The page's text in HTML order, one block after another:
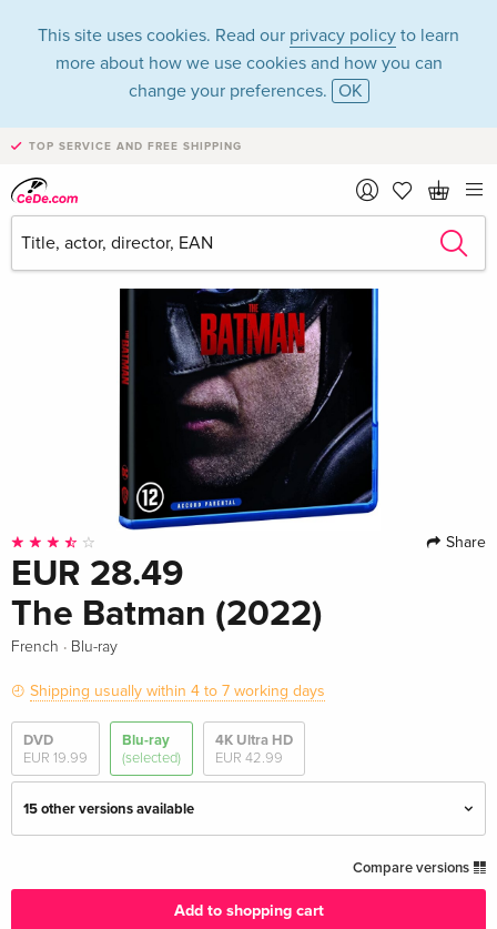
This site uses cookies. Read our privacy policy to learn
more about how we use cookies and how you can
change your preferences. OK
TOP SERVICE AND FREE SHIPPING
Share
EUR 28.49
The Batman (2022)
French · Blu-ray
Shipping usually within 4 to 7 working days
DVD
EUR 19.99
Blu-ray
(selected)
4K Ultra HD
EUR 42.99
15 other versions available
EUR 42.99
Compare versions
Add to shopping cart